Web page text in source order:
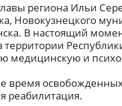
региона Ильи
Новокузнецкого
В настоящий
территории
медицинскую и
время
реабилитация.